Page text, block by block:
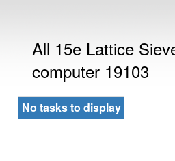
All 15e Lattice
computer 19103
No tasks to display